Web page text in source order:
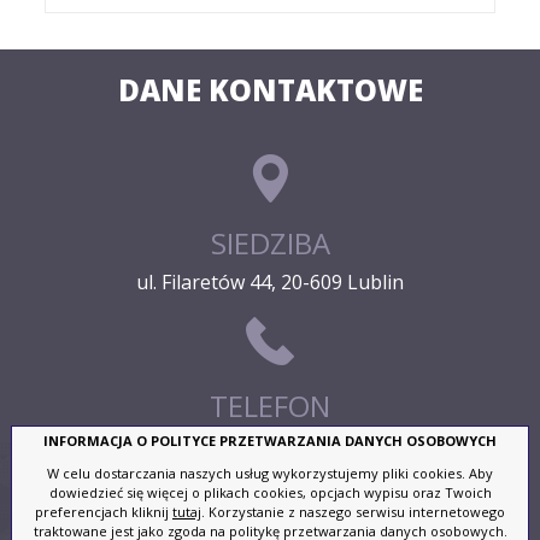
DANE KONTAKTOWE
SIEDZIBA
ul. Filaretów 44, 20-609 Lublin
TELEFON
(81) 444-69-90
INFORMACJA O POLITYCE PRZETWARZANIA DANYCH OSOBOWYCH
W celu dostarczania naszych usług wykorzystujemy pliki cookies. Aby
dowiedzieć się więcej o plikach cookies, opcjach wypisu oraz Twoich
preferencjach kliknij tutaj. Korzystanie z naszego serwisu internetowego
traktowane jest jako zgoda na politykę przetwarzania danych osobowych.